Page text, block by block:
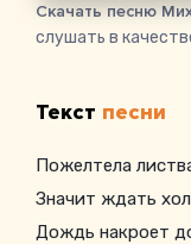
Скачать песню
слушать в
Текст песни
Пожелтела
Значит ждать
Дождь накроет